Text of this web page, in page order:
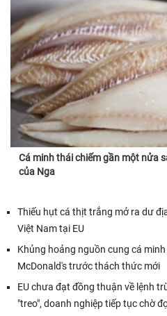
Cá minh thái chiếm gần một nửa
của Nga
Thiếu hụt cá thịt trắng mở ra dư
Việt Nam tại EU
Khủng hoảng nguồn cung cá
McDonald's trước thách thức mới
EU chưa đạt đồng thuận về lệnh
"treo", doanh nghiệp tiếp tục chờ